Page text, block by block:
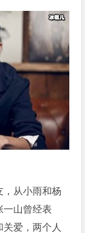
，从小雨和杨
一山曾经表
爱，两个人